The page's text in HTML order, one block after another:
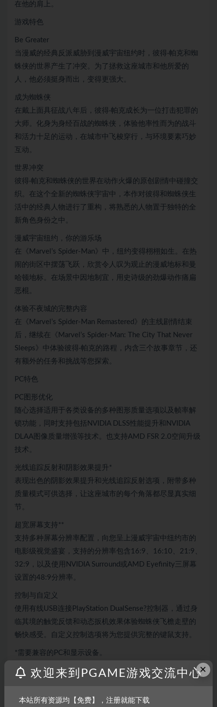
在他的肩上。
游戏特色
Be Greater
当漫威的经典反派威胁到漫威宇宙纽约时，彼得·帕克和蜘
蛛侠的世界产生了冲突。为了拯救这座城市和他所爱的
人，他必须挺身而出，变得更强大。
成为蜘蛛侠
在戴上面具征战八年后，彼得·帕克成长为一位打击犯罪的
大师。化身为身经百战的蜘蛛侠，体验他率性而为的战斗
和活力十足的运动，在城市中飞梭穿行，与环境要素巧妙
互动。
世界冲突
彼得·帕克和蜘蛛侠的世界在动作火爆的原创剧情中碰撞交
织。在这个全新的蜘蛛侠宇宙中，本作对彼得和蜘蛛侠生
活中的经典人物进行了重构，将熟悉的人物置于独特的全
新角色身份之中。
漫威宇宙纽约，你的游乐场
在《Marvel’s Spider-Man》中，纽约变得栩栩如生。在热
闹的街区中摆荡飞跃，欣赏令人叹为观止的漫威地标和曼
哈顿地标。在场景中因地制宜，用史诗级的劲爆动作痛扁
恶棍。
体验不夜城的完整内容
在《Marvel’s Spider-Man Remastered》的主线剧情结束
后，继续在《Marvel’s Spider-Man: The City That Never
Sleeps》中体验彼得·帕克的路程，内含三个故事章节，还
有额外的任务和挑战等您探索。
PC特色
PC图形优化
随心选择适用于各类设备的多种图形质量选项以及帧率解
锁功能，同时支持包括NVIDIA DLSS性能提升和NVIDIA
DLAA图像质量增强等技术。也支持AMD FSR 2.0空间升级
技术。
光线追踪反射和阴影效果提升*
表现出色的阴影效果提升和光线追踪反射选项，附带多种
质量模式可供选择，让这座城市的每个角落都尽显真实细
节。
超宽屏幕支持**
支持多种屏幕分辨率配置，向您呈上漫威宇宙中纽约市的
电影级视觉盛宴，支持的分辨率包含16:9、16:10、21:9、
32:9，以及使用NVIDIA Surround或AMD Eyefinity三屏幕
设置的48:9分辨率。
控制与自定义
使用有线USB连接PlayStation DualSense?控制器，通过身
临其境的触觉反馈和动态扳机效果体验蜘蛛侠飞檐走壁的
畅快感受。自定义控制选项将为您提供完整的键鼠支持。
*需要兼容的PC和显示设备。
**需要兼容的PC。
×
欢迎来到PGAME游戏交流中心
本站所有资源均【免费】，注册就能下载